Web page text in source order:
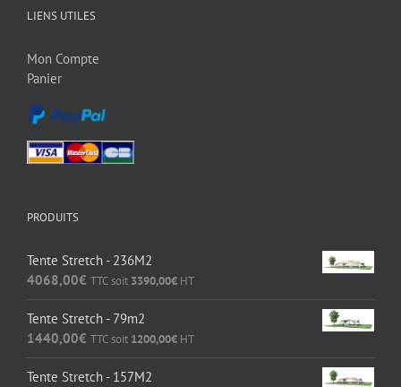
LIENS UTILES
Mon Compte
Panier
PRODUITS
Tente Stretch - 236M2
4068,00€ TTC soit 3390,00€ HT
Tente Stretch - 79m2
1440,00€ TTC soit 1200,00€ HT
Tente Stretch - 157M2